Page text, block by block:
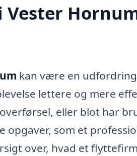
Vester
kan være en
lettere og mere
eller blot har
opgaver, som et
over, hvad et